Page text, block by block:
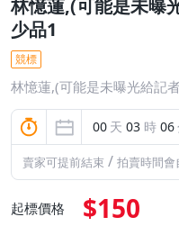
林憶蓮,(可能是未曝
少品1
競標
林憶蓮,(可能是未曝光給記
00 天 03 時 06
賣家可提前結束 / 拍賣時間會
起標價格 $150